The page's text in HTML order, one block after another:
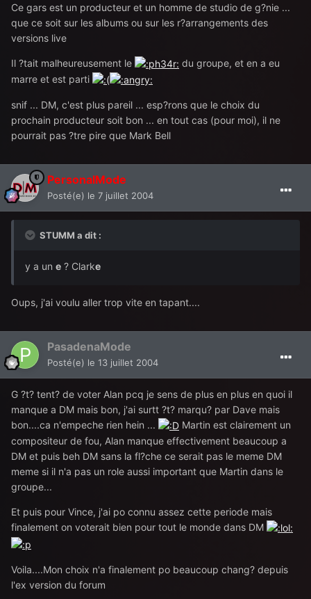
Ce gars est un producteur et un homme de studio de g?nie ...
que ce soit sur les albums ou sur les r?arrangements des
versions live
Il ?tait malheureusement le
du groupe, et en a eu
marre et est parti
snif ... DM, c'est plus pareil ... esp?rons que le choix du
prochain producteur soit bon ... en tout cas (pour moi), il ne
pourrait pas ?tre pire que Mark Bell
PersonalMode
Posté(e) le 7 juillet 2004
STUMM a dit :
y a un e ? Clarke
Oups, j'ai voulu aller trop vite en tapant....
PasadenaMode
Posté(e) le 13 juillet 2004
G ?t? tent? de voter Alan pcq je sens de plus en plus en quoi il
manque a DM mais bon, j'ai surtt ?t? marqu? par Dave mais
bon....ca n'empeche rien hein ...
Martin est clairement un
compositeur de fou, Alan manque effectivement beaucoup a
DM et puis beh DM sans la fl?che ce serait pas le meme DM
meme si il n'a pas un role aussi important que Martin dans le
groupe...
Et puis pour Vince, j'ai po connu assez cette periode mais
finalement on voterait bien pour tout le monde dans DM
Voila....Mon choix n'a finalement po beaucoup chang? depuis
l'ex version du forum